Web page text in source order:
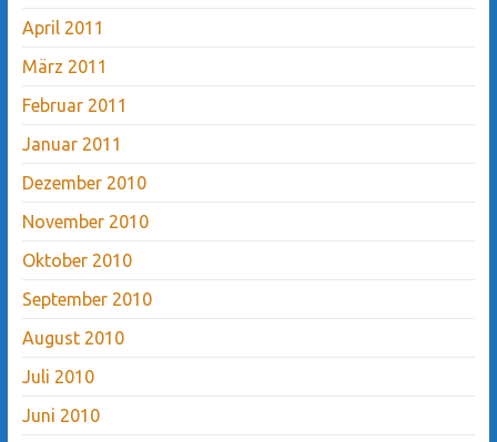
April 2011
März 2011
Februar 2011
Januar 2011
Dezember 2010
November 2010
Oktober 2010
September 2010
August 2010
Juli 2010
Juni 2010